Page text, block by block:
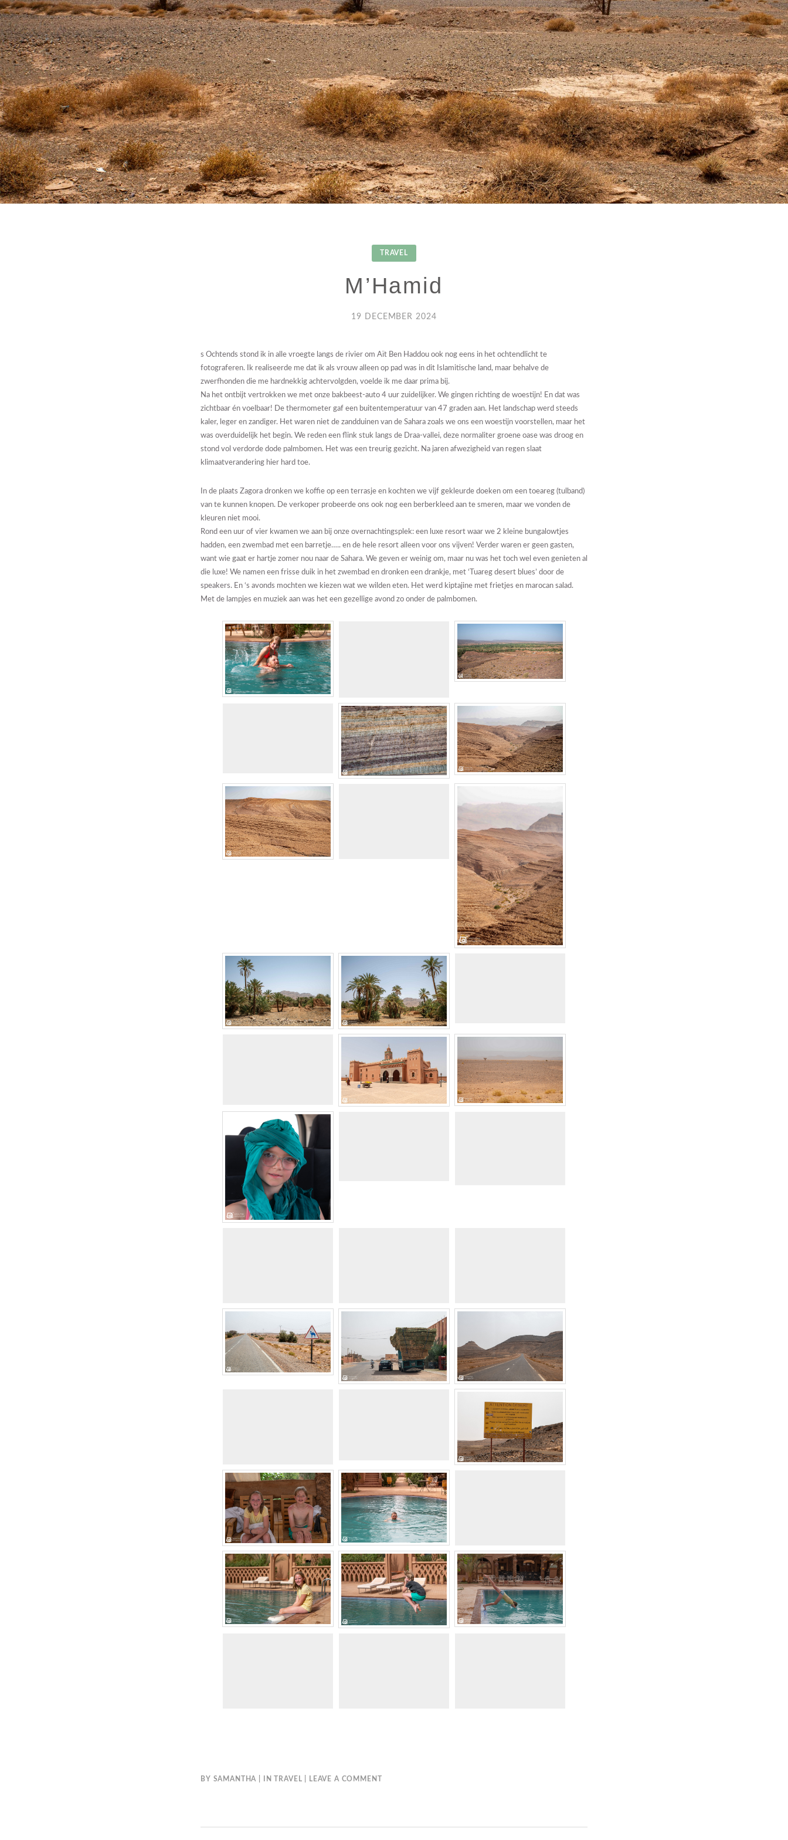
TRAVEL
M’Hamid
19 DECEMBER 2024
s Ochtends stond ik in alle vroegte langs de rivier om Aït Ben Haddou ook nog eens in het ochtendlicht te
fotograferen. Ik realiseerde me dat ik als vrouw alleen op pad was in dit Islamitische land, maar behalve de
zwerfhonden die me hardnekkig achtervolgden, voelde ik me daar prima bij.
Na het ontbijt vertrokken we met onze bakbeest-auto 4 uur zuidelijker. We gingen richting de woestijn! En dat was
zichtbaar én voelbaar! De thermometer gaf een buitentemperatuur van 47 graden aan. Het landschap werd steeds
kaler, leger en zandiger. Het waren niet de zandduinen van de Sahara zoals we ons een woestijn voorstellen, maar het
was overduidelijk het begin. We reden een flink stuk langs de Draa-vallei, deze normaliter groene oase was droog en
stond vol verdorde dode palmbomen. Het was een treurig gezicht. Na jaren afwezigheid van regen slaat
klimaatverandering hier hard toe.
In de plaats Zagora dronken we koffie op een terrasje en kochten we vijf gekleurde doeken om een toeareg (tulband)
van te kunnen knopen. De verkoper probeerde ons ook nog een berberkleed aan te smeren, maar we vonden de
kleuren niet mooi.
Rond een uur of vier kwamen we aan bij onze overnachtingsplek: een luxe resort waar we 2 kleine bungalowtjes
hadden, een zwembad met een barretje….. en de hele resort alleen voor ons vijven! Verder waren er geen gasten,
want wie gaat er hartje zomer nou naar de Sahara. We geven er weinig om, maar nu was het toch wel even genieten al
die luxe! We namen een frisse duik in het zwembad en dronken een drankje, met ‘Tuareg desert blues’ door de
speakers. En ‘s avonds mochten we kiezen wat we wilden eten. Het werd kiptajine met frietjes en marocan salad.
Met de lampjes en muziek aan was het een gezellige avond zo onder de palmbomen.
BY SAMANTHA IN TRAVEL LEAVE A COMMENT